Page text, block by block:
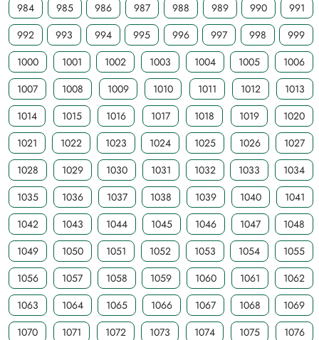
984 985 986 987 988 989 990
991
992
993 994 995 996 997 998
999
1000
1001 1002 1003 1004 1005
1006
1007
1008 1009 1010 1011 1012
1013
1014
1015 1016 1017 1018 1019
1020
1021
1022 1023 1024 1025 1026
1027
1028
1029 1030 1031 1032 1033
1034
1035
1036 1037 1038 1039 1040
1041
1042
1043 1044 1045 1046 1047
1048
1049
1050 1051 1052 1053 1054
1055
1056
1057 1058 1059 1060 1061
1062
1063
1064 1065 1066 1067 1068
1069
1070
1071 1072 1073 1074 1075
1076